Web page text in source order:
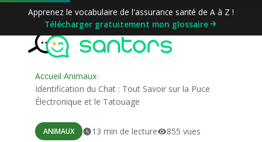
Apprenez le vocabulaire de l'assurance santé de A à Z !
Télécharger gratuitement mon glossaire
Aller
contenu
Accueil›Animaux›
Identification du Chat : Tout Savoir sur la Puce
Électronique et le Tatouage
ANIMAUX 13 min de lecture 855 vues